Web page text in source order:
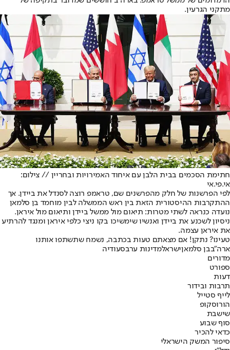
מתקני הגרעין.
חתימת הסכמים בבית הלבן עם איחוד האמירויות ובחריין // צילום:
אי.פי.אי
לפי הפרשנות של חלק מהפרשנים שם, טראמפ רוצה לסנדל את ביידן. אך
ההתקרבות ההיסטורית הזאת בין ראש הממשלה לבין מוחמד בן סלמאן
נועדה כנראה לשתי מטרות: תיאום מול ממשל ביידן ותיאום מול איראן.
ניסיון לשכנע את ביידן ואנשיו שימשיכו בקו ניצי כלפי איראן ומנגד להרתיע
את איראן עצמה.
טעינו? נתקן! אם מצאתם טעות בכתבה, נשמח שתשתפו אותנו
ארה"בבן סלמאןישראלמדינות ערבסעודיה
מדורים
ספורט
דעות
תרבות ובידור
לייף סטייל
הורוסקופ
שישבת
סוף שבוע
כדאי להכיר
סיפור המשק הישראלי